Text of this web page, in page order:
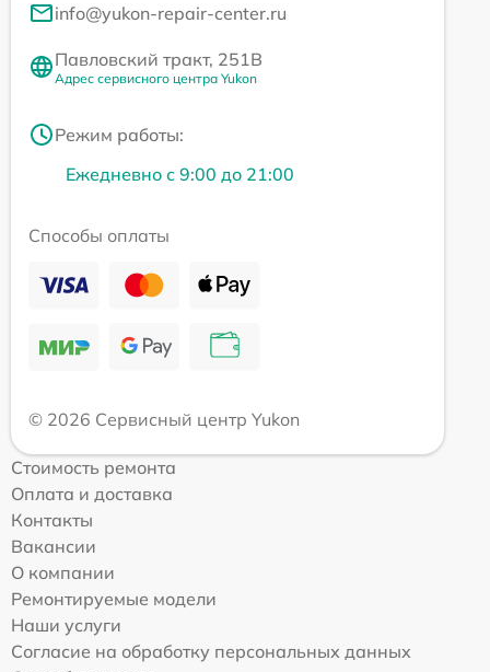
info@yukon-repair-center.ru
Павловский тракт, 251В
Адрес сервисного центра Yukon
Режим работы:
Ежедневно с 9:00 до 21:00
Способы оплаты
© 2026 Сервисный центр Yukon
Стоимость ремонта
Оплата и доставка
Контакты
Вакансии
О компании
Ремонтируемые модели
Наши услуги
Согласие на обработку персональных данных